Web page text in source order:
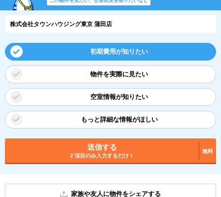
株式会社タウンハウジング東京 蒲田店
初期費用が知りたい
物件を実際に見たい
空室情報が知りたい
もっと詳細な情報がほしい
送信する
2 項目のみ入力するだけ！
無料
家族や友人に物件をシェアする